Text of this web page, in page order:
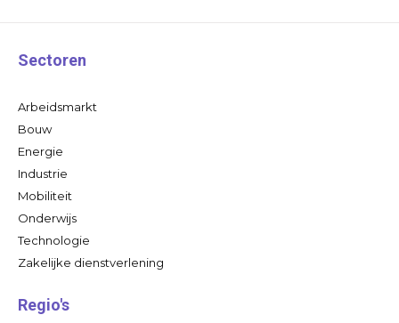
Sectoren
Arbeidsmarkt
Bouw
Energie
Industrie
Mobiliteit
Onderwijs
Technologie
Zakelijke dienstverlening
Regio's